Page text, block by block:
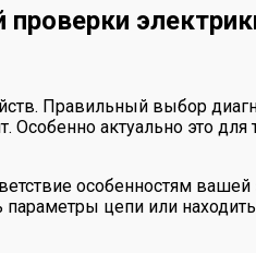
проверки
Правильный выбор
актуально это для
особенностям
цепи или